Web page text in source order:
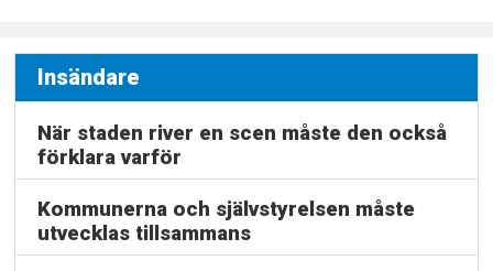
Insändare
När staden river en scen måste den också
förklara varför
Kommunerna och självstyrelsen måste
utvecklas tillsammans